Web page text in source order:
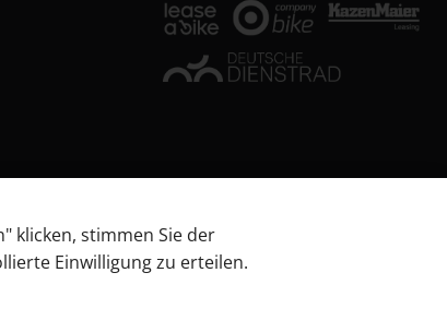
klicken, stimmen Sie der
Einwilligung zu erteilen.